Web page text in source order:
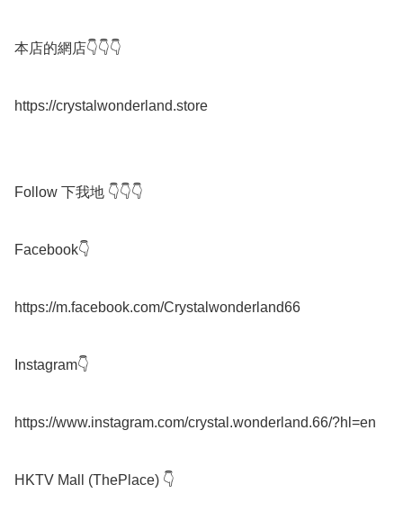
本店的網店👇👇👇
https://crystalwonderland.store
Follow 下我地 👇👇👇
Facebook👇
https://m.facebook.com/Crystalwonderland66
Instagram👇
https://www.instagram.com/crystal.wonderland.66/?hl=en
HKTV Mall (ThePlace) 👇